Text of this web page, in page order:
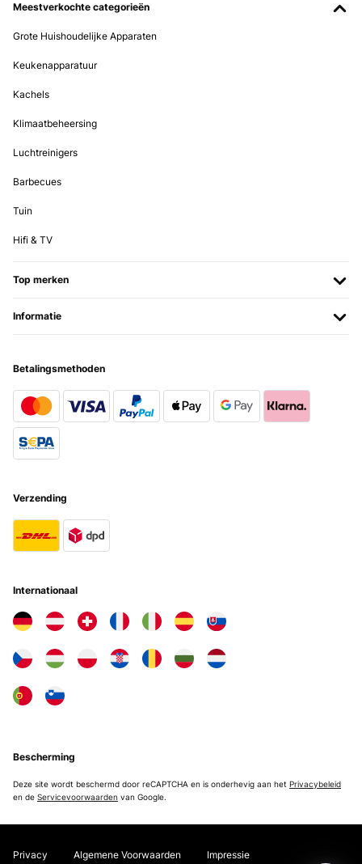
Meestverkochte categorieën
Grote Huishoudelijke Apparaten
Keukenapparatuur
Kachels
Klimaatbeheersing
Luchtreinigers
Barbecues
Tuin
Hifi & TV
Top merken
Informatie
Betalingsmethoden
Verzending
Internationaal
Bescherming
Deze site wordt beschermd door reCAPTCHA en is onderhevig aan het Privacybeleid
en de Servicevoorwaarden van Google.
Privacy Algemene Voorwaarden Impressie